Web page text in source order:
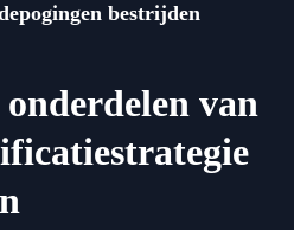
bestrijden
van